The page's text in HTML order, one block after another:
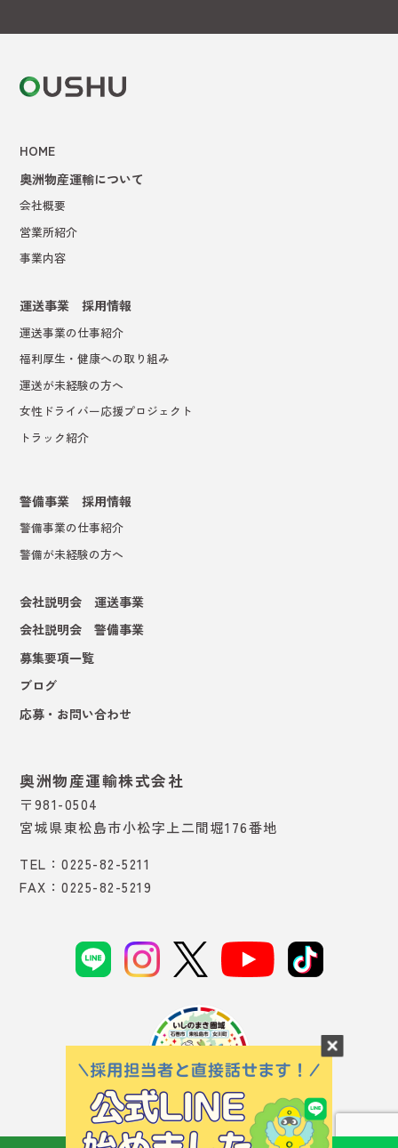
HOME
奥洲物産運輸について
会社概要
営業所紹介
事業内容
運送事業 採用情報
運送事業の仕事紹介
福利厚生・健康への取り組み
運送が未経験の方へ
女性ドライバー応援プロジェクト
トラック紹介
警備事業 採用情報
警備事業の仕事紹介
警備が未経験の方へ
会社説明会 運送事業
会社説明会 警備事業
募集要項一覧
ブログ
応募・お問い合わせ
奥洲物産運輸株式会社
〒981-0504
宮城県東松島市小松字上二間堀176番地
TEL：0225-82-5211
FAX：0225-82-5219
© 2023 OUSHU inc.